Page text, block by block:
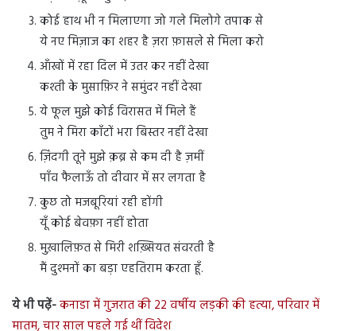
कोई हाथ भी न मिलाएगा जो गले मिलोगे तपाक से
ये नए मिज़ाज का शहर है ज़रा फ़ासले से मिला करो
आँखों में रहा दिल में उतर कर नहीं देखा
कश्ती के मुसाफ़िर ने समुंदर नहीं देखा
ये फूल मुझे कोई विरासत में मिले हैं
तुम ने मिरा काँटों भरा बिस्तर नहीं देखा
ज़िंदगी तूने मुझे क़ब्र से कम दी है ज़मीं
पाँव फैलाऊँ तो दीवार में सर लगता है
कुछ तो मजबूरियां रही होंगी
यूँ कोई बेवफ़ा नहीं होता
मुख़ालिफ़त से मिरी शख़्सियत संवरती है
मैं दुश्मनों का बड़ा एहतिराम करता हूँ.
ये भी पढ़ें-कनाडा में गुजरात की 22 वर्षीय लड़की की हत्या, परिवार में
मातम, चार साल पहले गई थीं विदेश